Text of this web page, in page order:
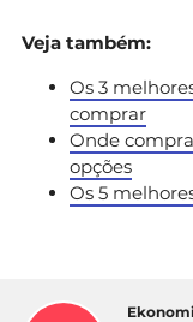
Veja também:
Os 3
comprar
Onde
opções
Os 5